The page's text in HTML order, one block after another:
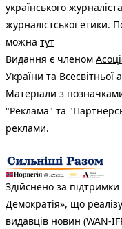
українського
журналістської етики.
можна тут
Видання є членом
України та Всесвітньої
Матеріали з
"Реклама" та
реклами.
Здійснено за
Демократія», що
видавців новин (WAN-